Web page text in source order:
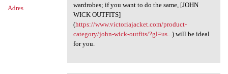
Adres
wardrobes; if you want to do the same, [JOHN
WICK OUTFITS]
(https://www.victoriajacket.com/product-
category/john-wick-outfits/?gl=us...) will be ideal
for you.